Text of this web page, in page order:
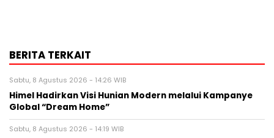
BERITA TERKAIT
Sabtu, 8 Agustus 2026 - 14:26 WIB
Himel Hadirkan Visi Hunian Modern melalui Kampanye
Global “Dream Home”
Sabtu, 8 Agustus 2026 - 14:19 WIB